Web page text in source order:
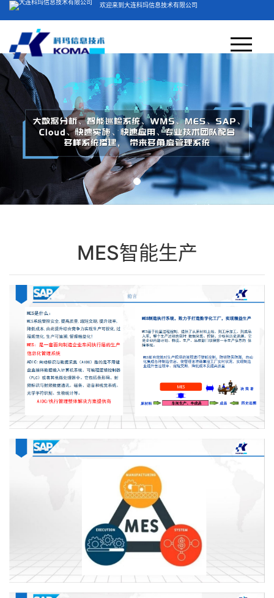
欢迎来到大连科玛信息技术有限公司
网站首页
关于我们 ＞
公司简介
产品方案
视频展示
业务领域
案例展示
联系我们
MES智能生产